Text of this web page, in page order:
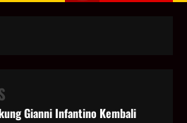
Gianni Infantino Kembali